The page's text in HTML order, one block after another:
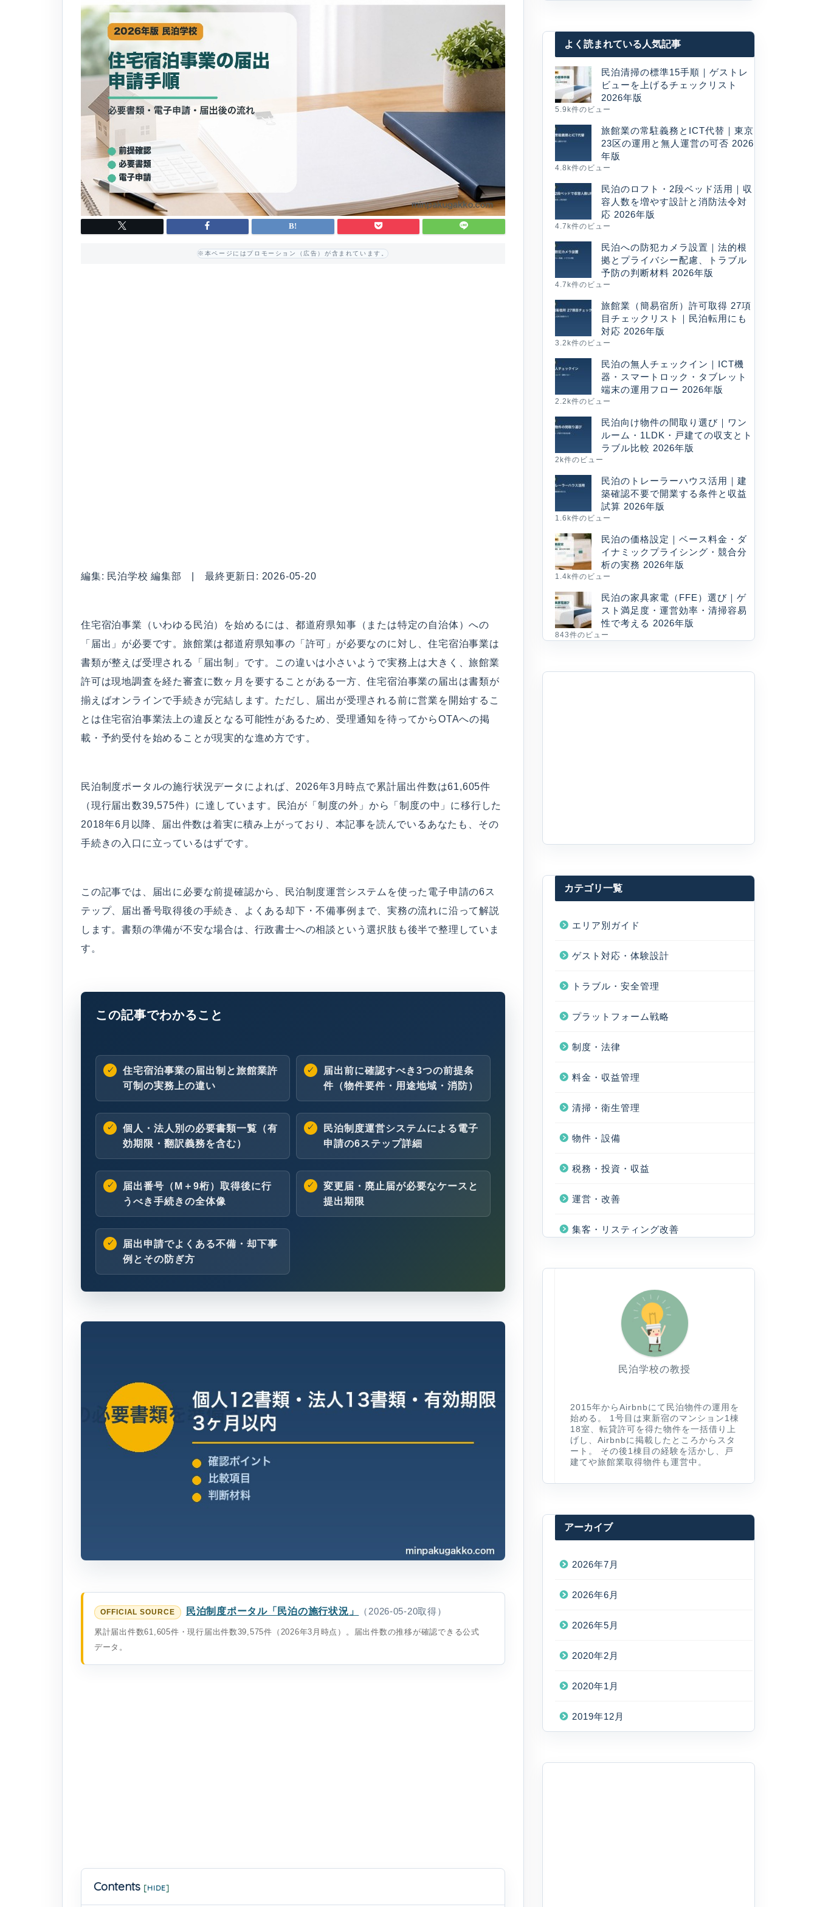
※本ページにはプロモーション（広告）が含まれています。
編集: 民泊学校 編集部 | 最終更新日: 2026-05-20
住宅宿泊事業（いわゆる民泊）を始めるには、都道府県知事（または特定の自治体）への
「届出」が必要です。旅館業は都道府県知事の「許可」が必要なのに対し、住宅宿泊事業は
書類が整えば受理される「届出制」です。この違いは小さいようで実務上は大きく、旅館業
許可は現地調査を経た審査に数ヶ月を要することがある一方、住宅宿泊事業の届出は書類が
揃えばオンラインで手続きが完結します。ただし、届出が受理される前に営業を開始するこ
とは住宅宿泊事業法上の違反となる可能性があるため、受理通知を待ってからOTAへの掲
載・予約受付を始めることが現実的な進め方です。
民泊制度ポータルの施行状況データによれば、2026年3月時点で累計届出件数は61,605件
（現行届出数39,575件）に達しています。民泊が「制度の外」から「制度の中」に移行した
2018年6月以降、届出件数は着実に積み上がっており、本記事を読んでいるあなたも、その
手続きの入口に立っているはずです。
この記事では、届出に必要な前提確認から、民泊制度運営システムを使った電子申請の6ス
テップ、届出番号取得後の手続き、よくある却下・不備事例まで、実務の流れに沿って解説
します。書類の準備が不安な場合は、行政書士への相談という選択肢も後半で整理していま
す。
この記事でわかること
住宅宿泊事業の届出制と旅館業許
可制の実務上の違い
届出前に確認すべき3つの前提条
件（物件要件・用途地域・消防）
個人・法人別の必要書類一覧（有
効期限・翻訳義務を含む）
民泊制度運営システムによる電子
申請の6ステップ詳細
届出番号（M＋9桁）取得後に行
うべき手続きの全体像
変更届・廃止届が必要なケースと
提出期限
届出申請でよくある不備・却下事
例とその防ぎ方
民泊制度ポータル「民泊の施行状況」 （2026-05-20取得）
累計届出件数61,605件・現行届出件数39,575件（2026年3月時点）。届出件数の推移が確認できる公式
データ。
Contents [HIDE]
よく読まれている人気記事
民泊清掃の標準15手順｜ゲストレ
ビューを上げるチェックリスト
2026年版
5.9k件のビュー
旅館業の常駐義務とICT代替｜東京
23区の運用と無人運営の可否 2026
年版
4.8k件のビュー
民泊のロフト・2段ベッド活用｜収
容人数を増やす設計と消防法令対
応 2026年版
4.7k件のビュー
民泊への防犯カメラ設置｜法的根
拠とプライバシー配慮、トラブル
予防の判断材料 2026年版
4.7k件のビュー
旅館業（簡易宿所）許可取得 27項
目チェックリスト｜民泊転用にも
対応 2026年版
3.2k件のビュー
民泊の無人チェックイン｜ICT機
器・スマートロック・タブレット
端末の運用フロー 2026年版
2.2k件のビュー
民泊向け物件の間取り選び｜ワン
ルーム・1LDK・戸建ての収支とト
ラブル比較 2026年版
2k件のビュー
民泊のトレーラーハウス活用｜建
築確認不要で開業する条件と収益
試算 2026年版
1.6k件のビュー
民泊の価格設定｜ベース料金・ダ
イナミックプライシング・競合分
析の実務 2026年版
1.4k件のビュー
民泊の家具家電（FFE）選び｜ゲ
スト満足度・運営効率・清掃容易
性で考える 2026年版
843件のビュー
カテゴリ一覧
エリア別ガイド
ゲスト対応・体験設計
トラブル・安全管理
プラットフォーム戦略
制度・法律
料金・収益管理
清掃・衛生管理
物件・設備
税務・投資・収益
運営・改善
集客・リスティング改善
民泊学校の教授
2015年からAirbnbにて民泊物件の運用を
始める。 1号目は東新宿のマンション1棟
18室、転貸許可を得た物件を一括借り上
げし、Airbnbに掲載したところからスタ
ート。 その後1棟目の経験を活かし、戸
建てや旅館業取得物件も運営中。
アーカイブ
2026年7月
2026年6月
2026年5月
2020年2月
2020年1月
2019年12月